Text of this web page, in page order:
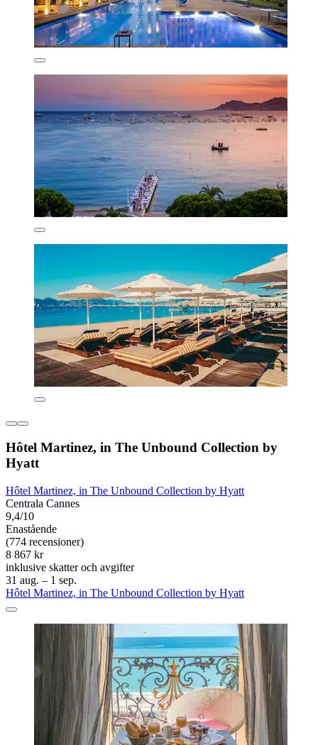
Hôtel Martinez, in The Unbound Collection by
Hyatt
Hôtel Martinez, in The Unbound Collection by Hyatt
Centrala Cannes
9,4/10
Enastående
(774 recensioner)
8 867 kr
inklusive skatter och avgifter
31 aug. – 1 sep.
Hôtel Martinez, in The Unbound Collection by Hyatt